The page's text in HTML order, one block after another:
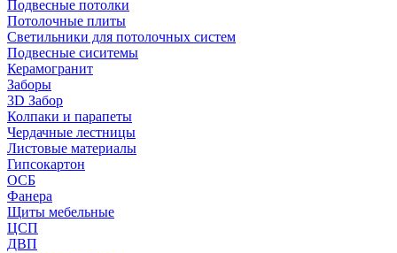
Подвесные потолки
Потолочные плиты
Светильники для потолочных систем
Подвесные сиситемы
Керамогранит
Заборы
3D Забор
Колпаки и парапеты
Чердачные лестницы
Листовые материалы
Гипсокартон
ОСБ
Фанера
Щиты мебельные
ЦСП
ДВП